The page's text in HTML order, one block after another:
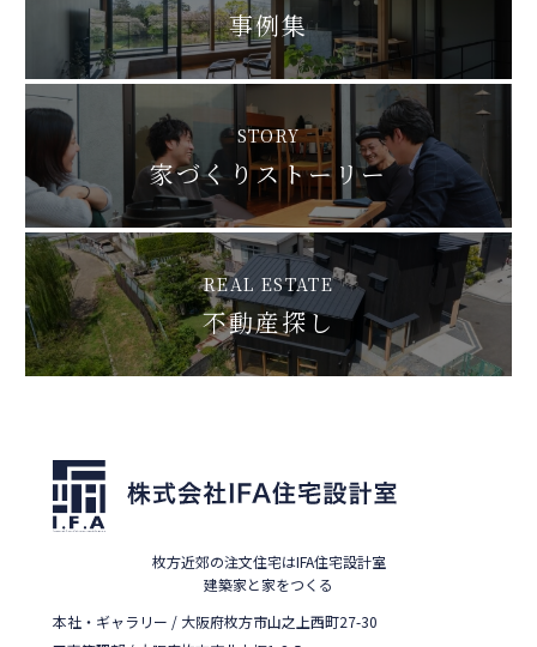
事例集
STORY
家づくりストーリー
REAL ESTATE
不動産探し
枚方近郊の注文住宅はIFA住宅設計室
建築家と家をつくる
本社・ギャラリー / 大阪府枚方市山之上西町27-30